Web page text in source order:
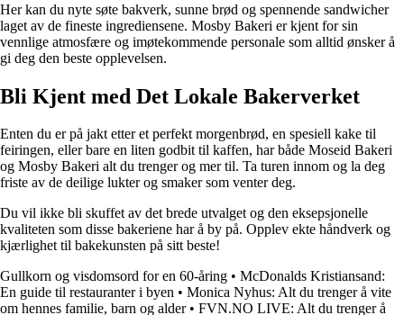
Her kan du nyte søte bakverk, sunne brød og spennende sandwicher
laget av de fineste ingrediensene. Mosby Bakeri er kjent for sin
vennlige atmosfære og imøtekommende personale som alltid ønsker å
gi deg den beste opplevelsen.
Bli Kjent med Det Lokale Bakerverket
Enten du er på jakt etter et perfekt morgenbrød, en spesiell kake til
feiringen, eller bare en liten godbit til kaffen, har både Moseid Bakeri
og Mosby Bakeri alt du trenger og mer til. Ta turen innom og la deg
friste av de deilige lukter og smaker som venter deg.
Du vil ikke bli skuffet av det brede utvalget og den eksepsjonelle
kvaliteten som disse bakeriene har å by på. Opplev ekte håndverk og
kjærlighet til bakekunsten på sitt beste!
Gullkorn og visdomsord for en 60-åring • McDonalds Kristiansand:
En guide til restauranter i byen • Monica Nyhus: Alt du trenger å vite
om hennes familie, barn og alder• FVN.NO LIVE: Alt du trenger å